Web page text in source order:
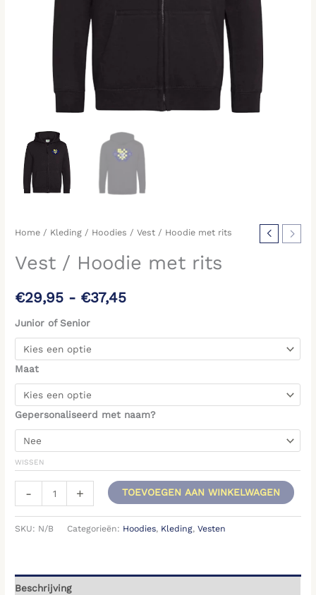
Home / Kleding / Hoodies / Vest / Hoodie met rits
Vest / Hoodie met rits
€29,95 - €37,45
Junior of Senior
Maat
Gepersonaliseerd met naam?
WISSEN
- + TOEVOEGEN AAN WINKELWAGEN
SKU: N/B Categorieën: Hoodies, Kleding,Vesten
Beschrijving